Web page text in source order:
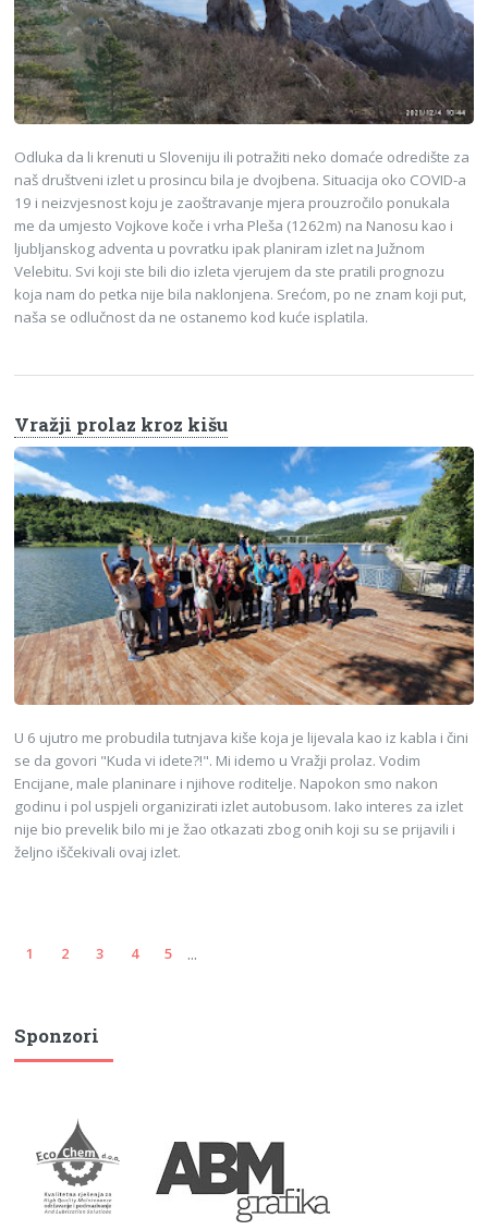
Odluka da li krenuti u Sloveniju ili potražiti neko domaće odredište za
naš društveni izlet u prosincu bila je dvojbena. Situacija oko COVID-a
19 i neizvjesnost koju je zaoštravanje mjera prouzročilo ponukala
me da umjesto Vojkove koče i vrha Pleša (1262m) na Nanosu kao i
ljubljanskog adventa u povratku ipak planiram izlet na Južnom
Velebitu. Svi koji ste bili dio izleta vjerujem da ste pratili prognozu
koja nam do petka nije bila naklonjena. Srećom, po ne znam koji put,
naša se odlučnost da ne ostanemo kod kuće isplatila.
Vražji prolaz kroz kišu
U 6 ujutro me probudila tutnjava kiše koja je lijevala kao iz kabla i čini
se da govori "Kuda vi idete?!". Mi idemo u Vražji prolaz. Vodim
Encijane, male planinare i njihove roditelje. Napokon smo nakon
godinu i pol uspjeli organizirati izlet autobusom. Iako interes za izlet
nije bio prevelik bilo mi je žao otkazati zbog onih koji su se prijavili i
željno iščekivali ovaj izlet.
1 2 3 4 5 ...
Sponzori